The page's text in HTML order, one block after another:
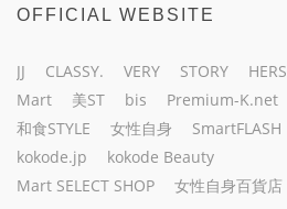
OFFICIAL WEBSITE
JJ CLASSY. VERY STORY
HERS
Mart
美ST bis
Premium-K.net
和食STYLE
女性自身 SmartFLASH
kokode.jp
kokode Beauty
Mart SELECT SHOP
女性自身百貨店